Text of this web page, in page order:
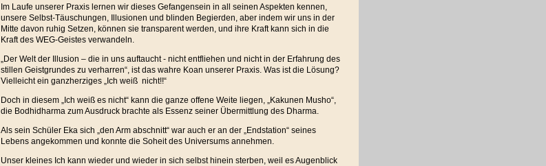
Im Laufe unserer Praxis lernen wir dieses Gefangensein in all seinen Aspekten kennen,
unsere Selbst-Täuschungen, Illusionen und blinden Begierden, aber indem wir uns in der
Mitte davon ruhig Setzen, können sie transparent werden, und ihre Kraft kann sich in die
Kraft des WEG-Geistes verwandeln.
„Der Welt der Illusion – die in uns auftaucht - nicht entfliehen und nicht in der Erfahrung des
stillen Geistgrundes zu verharren“, ist das wahre Koan unserer Praxis. Was ist die Lösung?
Vielleicht ein ganzherziges „Ich weiß nicht!!“
Doch in diesem „Ich weiß es nicht“ kann die ganze offene Weite liegen, „Kakunen Musho“,
die Bodhidharma zum Ausdruck brachte als Essenz seiner Übermittlung des Dharma.
Als sein Schüler Eka sich „den Arm abschnitt“ war auch er an der „Endstation“ seines
Lebens angekommen und konnte die Soheit des Universums annehmen.
Unser kleines Ich kann wieder und wieder in sich selbst hinein sterben, weil es Augenblick